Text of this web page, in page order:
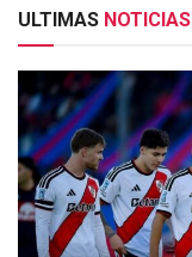
ULTIMAS NOTICIAS